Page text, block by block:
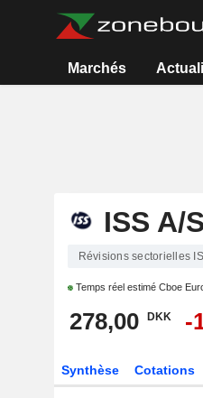
Marchés
ISS A/S
Révisions sectorielles
Temps réel estimé Cboe
278,00 DKK -
Synthèse Cotations